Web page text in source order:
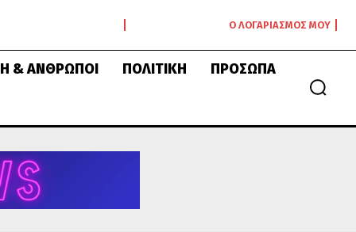
Ο ΛΟΓΑΡΙΑΣΜΌΣ ΜΟΥ
& ΆΝΘΡΩΠΟΙ ΠΟΛΙΤΙΚΉ ΠΡΌΣΩΠΑ